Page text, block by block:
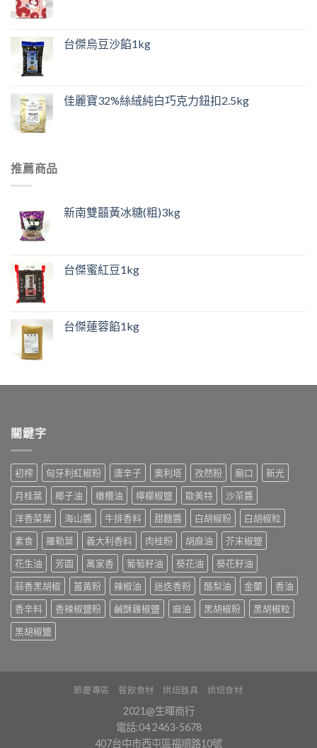
台傑烏豆沙餡1kg
佳麗寶32%絲絨純白巧克力鈕扣2.5kg
推薦商品
新南雙囍黃冰糖(粗)3kg
台傑蜜紅豆1kg
台傑蓮蓉餡1kg
關鍵字
初榨 匈牙利紅椒粉 唐辛子 奧利塔 孜然粉 廟口
新光
月桂葉
椰子油 橄欖油 檸檬椒鹽 歐美特
沙茶醬
洋香菜葉
海山醬 牛排香料 甜麵醬 白胡椒粉
白胡椒粒
素食
羅勒葉 義大利香料 肉桂粉 胡麻油
芥末椒鹽
花生油
芳園 萬家香 葡萄籽油 葵花油
葵花籽油
蒜香黑胡椒
薑黃粉 辣椒油 迷迭香粉 酪梨油 金蘭
香油
香辛料
香辣椒鹽粉 鹹酥雞椒鹽 麻油 黑胡椒粉
黑胡椒粒
黑胡椒鹽
節慶專區 餐飲食材 烘焙器具 烘焙食材
2021@生暉商行
電話:04 2463-5678
407台中市西屯區福順路10號